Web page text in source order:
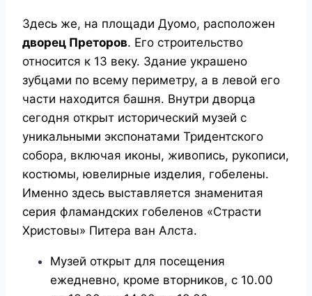
Здесь же, на площади Дуомо, расположен
дворец Преторов. Его строительство
относится к 13 веку. Здание украшено
зубцами по всему периметру, а в левой его
части находится башня. Внутри дворца
сегодня открыт исторический музей с
уникальными экспонатами Тридентского
собора, включая иконы, живопись, рукописи,
костюмы, ювелирные изделия, гобелены.
Именно здесь выставляется знаменитая
серия фламандских гобеленов «Страсти
Христовы» Питера ван Алста.
Музей открыт для посещения
ежедневно, кроме вторников, с 10.00